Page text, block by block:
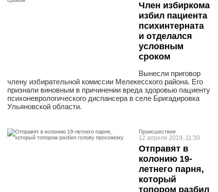
Член избиркома
избил пациента
психинтерната
и отделался
условным
сроком
Вынесли приговор
члену избирательной комиссии Мелекесского района. Его
признали виновным в причинении вреда здоровью пациенту
психоневрологического диспансера в селе Бригадировка
Ульяновской области.
Проиcшествия
12 апреля 2019, 11:30
Отправят в
колонию 19-
летнего парня,
который
топором разбил